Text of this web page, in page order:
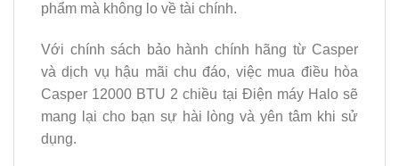
phẩm mà không lo về tài chính.
Với chính sách bảo hành chính hãng từ Casper
và dịch vụ hậu mãi chu đáo, việc mua điều hòa
Casper 12000 BTU 2 chiều tại Điện máy Halo sẽ
mang lại cho bạn sự hài lòng và yên tâm khi sử
dụng.